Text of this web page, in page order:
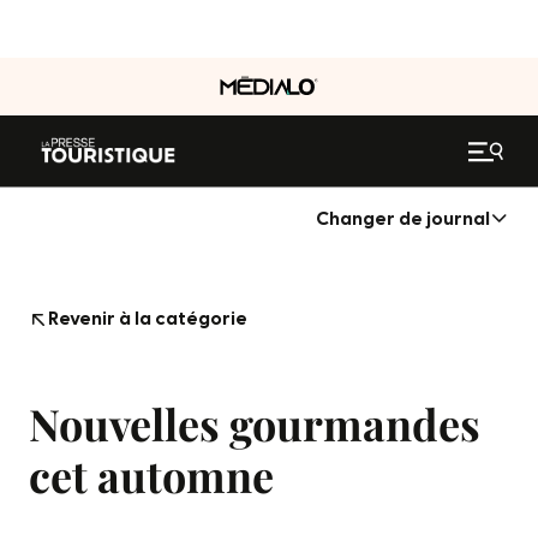
Changer de journal
Revenir à la catégorie
Nouvelles gourmandes
cet automne